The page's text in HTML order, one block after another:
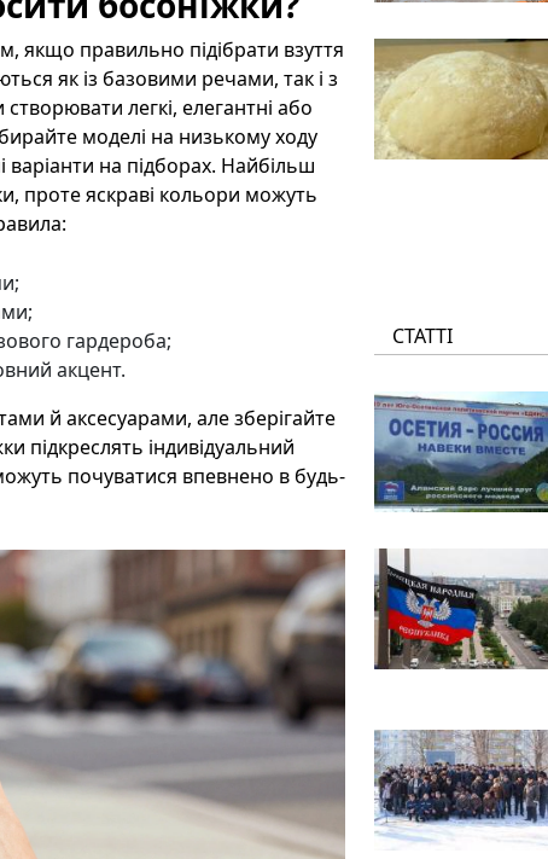
якщо правильно підібрати взуття
як із базовими речами, так і з
легкі, елегантні або
моделі на низькому ходу
варіанти на підборах. Найбільш
проте яскраві кольори можуть
гардероба;
акцент.
й аксесуарами, але зберігайте
підкреслять індивідуальний
почуватися впевнено в будь-
СТАТТІ